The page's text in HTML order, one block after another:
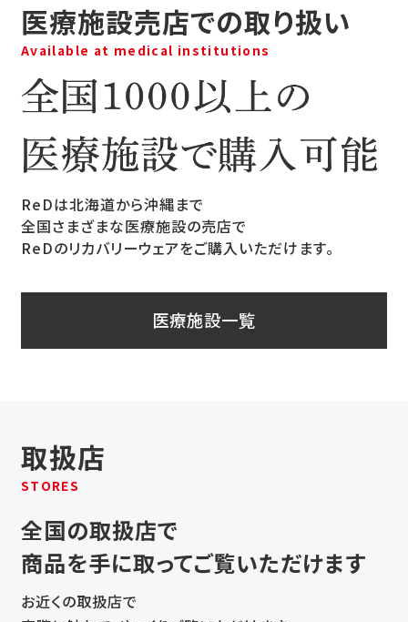
医療施設売店での取り扱い
Available at medical institutions
ReDは北海道から沖縄まで
全国さまざまな医療施設の売店で
ReDのリカバリーウェアをご購入いただけます。
医療施設一覧
取扱店
STORES
全国の取扱店で
商品を手に取ってご覧いただけます
お近くの取扱店で